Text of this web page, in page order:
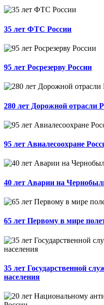
35 лет ФТС России
95 лет Росрезерву России
280 лет Дорожной отрасли
95 лет Авиалесоохране
40 лет Аварии на
65 лет Первому в мире
35 лет Государственной
населения